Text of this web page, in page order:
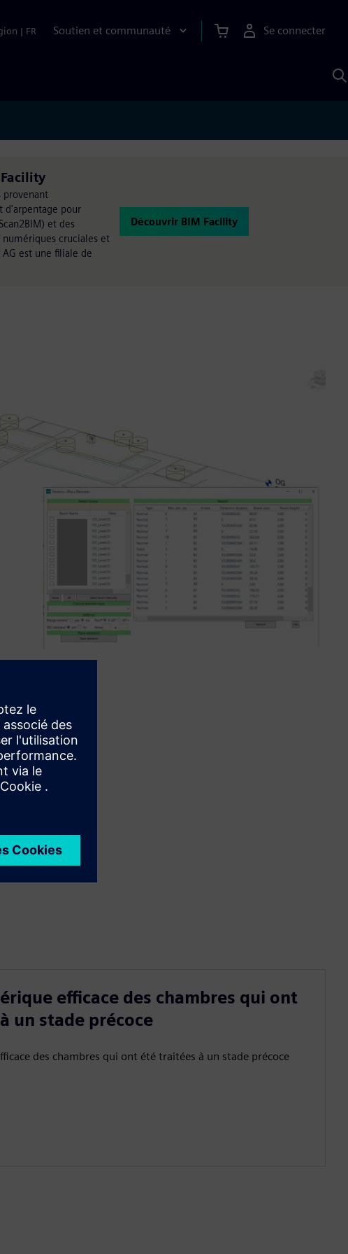
| FR Soutien et communauté Se connecter
provenant
d'arpentage pour
et des
cruciales et
est une filiale de
Découvrir BIM Facility
efficace des chambres qui ont
un stade précoce
des chambres qui ont été traitées à un stade précoce